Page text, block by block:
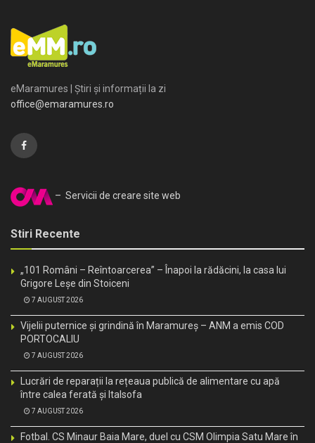
eMaramures | Știri și informații la zi
office@emaramures.ro
– Servicii de creare site web
Stiri Recente
„101 Români – Reîntoarcerea” – Înapoi la rădăcini, la casa lui
Grigore Leșe din Stoiceni
7 AUGUST 2026
Vijelii puternice și grindină în Maramureș – ANM a emis COD
PORTOCALIU
7 AUGUST 2026
Lucrări de reparații la rețeaua publică de alimentare cu apă
între calea ferată și Italsofa
7 AUGUST 2026
Fotbal. CS Minaur Baia Mare, duel cu CSM Olimpia Satu Mare în